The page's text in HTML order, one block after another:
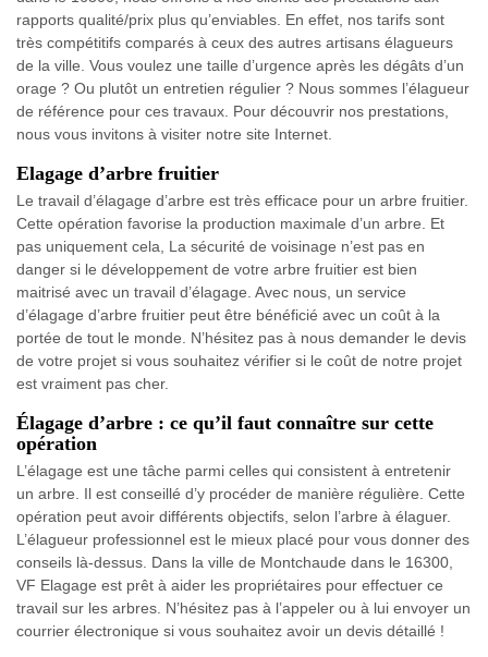
rapports qualité/prix plus qu’enviables. En effet, nos tarifs sont
très compétitifs comparés à ceux des autres artisans élagueurs
de la ville. Vous voulez une taille d’urgence après les dégâts d’un
orage ? Ou plutôt un entretien régulier ? Nous sommes l’élagueur
de référence pour ces travaux. Pour découvrir nos prestations,
nous vous invitons à visiter notre site Internet.
Elagage d’arbre fruitier
Le travail d’élagage d’arbre est très efficace pour un arbre fruitier.
Cette opération favorise la production maximale d’un arbre. Et
pas uniquement cela, La sécurité de voisinage n’est pas en
danger si le développement de votre arbre fruitier est bien
maitrisé avec un travail d’élagage. Avec nous, un service
d’élagage d’arbre fruitier peut être bénéficié avec un coût à la
portée de tout le monde. N’hésitez pas à nous demander le devis
de votre projet si vous souhaitez vérifier si le coût de notre projet
est vraiment pas cher.
Élagage d’arbre : ce qu’il faut connaître sur cette
opération
L’élagage est une tâche parmi celles qui consistent à entretenir
un arbre. Il est conseillé d’y procéder de manière régulière. Cette
opération peut avoir différents objectifs, selon l’arbre à élaguer.
L’élagueur professionnel est le mieux placé pour vous donner des
conseils là-dessus. Dans la ville de Montchaude dans le 16300,
VF Elagage est prêt à aider les propriétaires pour effectuer ce
travail sur les arbres. N’hésitez pas à l’appeler ou à lui envoyer un
courrier électronique si vous souhaitez avoir un devis détaillé !